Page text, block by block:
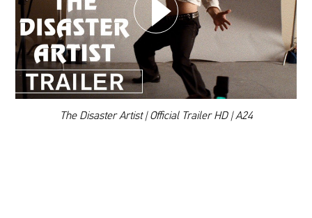
00:00
The Disaster Artist | Official Trailer HD | A24
DODAJ TEN FILM DO PLAYLISTY